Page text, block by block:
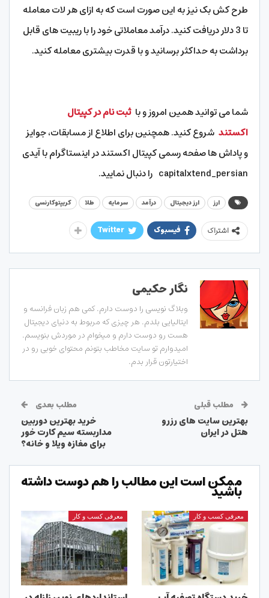
طرح کش بک نیز به این صورت است که به ازای هر لات معامله
تا 3 دلار دریافت کنید. درآمد معاملاتی خود را با ریبیت های قابل
برداشت به حداکثر برسانید و با قدرت بیشتری معامله کنید.
شما می توانید همین امروز و با ثبت نام در کپیتال
اکستند شروع کنید. همچنین برای اطلاع از مسابقات، جوایز
و پاداش ها صفحه رسمی کپیتال اکستند در اینستاگرام با آیدی
capitalxtend_persian را دنبال نمایید.
ارز ارز دیجیتال درآمد سرمایه طلا کریپتوکارنسی
اشتراک فیسبوک Twitter
نگار حکیمی
وبلاگ نویسی را دوست دارم. کمی هم زبان فرانسه و
ایتالیایی بلدم. هر چیزی که مربوط به دنیای دیجیتال
هست رو دوست دارم و میخوام در موردش بنویسم.
امیدوارم تو سایت مخاطب بتونم محتوای خوبی رو در
اختیارتون قرار بدم.
مطلب قبلی
بهترین سایت های رزرو
هتل در ایران
مطلب بعدی
خرید بهترین دوربین
مداربسته سیم کارت خور
برای مغازه ویلا و خانه؟
ممکن است این مطالب را هم دوست داشته
باشید
معرفی کسب و کار معرفی کسب و کار